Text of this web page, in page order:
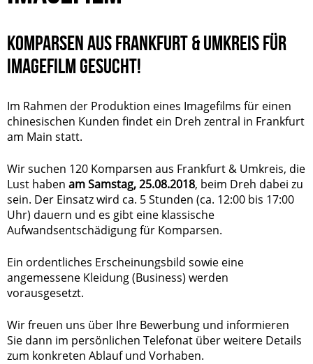
KOMPARSEN AUS FRANKFURT & UMKREIS FÜR
IMAGEFILM GESUCHT!
Im Rahmen der Produktion eines Imagefilms für einen
chinesischen Kunden findet ein Dreh zentral in Frankfurt
am Main statt.
Wir suchen 120 Komparsen aus Frankfurt & Umkreis, die
Lust haben am Samstag, 25.08.2018, beim Dreh dabei zu
sein. Der Einsatz wird ca. 5 Stunden (ca. 12:00 bis 17:00
Uhr) dauern und es gibt eine klassische
Aufwandsentschädigung für Komparsen.
Ein ordentliches Erscheinungsbild sowie eine
angemessene Kleidung (Business) werden
vorausgesetzt.
Wir freuen uns über Ihre Bewerbung und informieren
Sie dann im persönlichen Telefonat über weitere Details
zum konkreten Ablauf und Vorhaben.